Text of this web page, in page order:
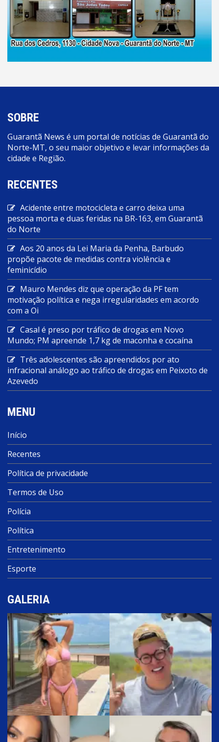
SOBRE
Guarantã News é um portal de notícias de Guarantã do
Norte-MT, o seu maior objetivo e levar informações da
cidade e Região.
RECENTES
Acidente entre motocicleta e carro deixa uma
pessoa morta e duas feridas na BR-163, em Guarantã
do Norte
Aos 20 anos da Lei Maria da Penha, Barbudo
propõe pacote de medidas contra violência e
feminicídio
Mauro Mendes diz que operação da PF tem
motivação política e nega irregularidades em acordo
com a Oi
Casal é preso por tráfico de drogas em Novo
Mundo; PM apreende 1,7 kg de maconha e cocaína
Três adolescentes são apreendidos por ato
infracional análogo ao tráfico de drogas em Peixoto de
Azevedo
MENU
Início
Recentes
Política de privacidade
Termos de Uso
Polícia
Política
Entretenimento
Esporte
GALERIA